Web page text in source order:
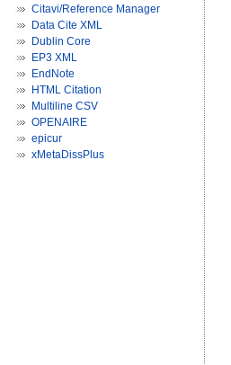
Citavi/Reference Manager
Data Cite XML
Dublin Core
EP3 XML
EndNote
HTML Citation
Multiline CSV
OPENAIRE
epicur
xMetaDissPlus